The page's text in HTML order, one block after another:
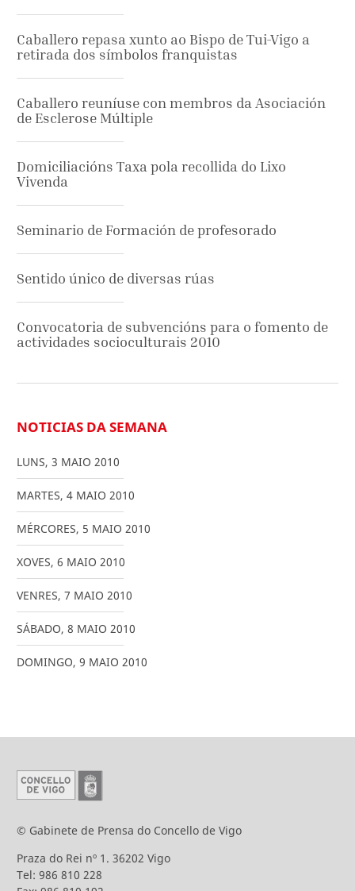
Caballero repasa xunto ao Bispo de Tui-Vigo a
retirada dos símbolos franquistas
Caballero reuníuse con membros da Asociación
de Esclerose Múltiple
Domiciliacións Taxa pola recollida do Lixo
Vivenda
Seminario de Formación de profesorado
Sentido único de diversas rúas
Convocatoria de subvencións para o fomento de
actividades socioculturais 2010
NOTICIAS DA SEMANA
LUNS, 3 MAIO 2010
MARTES, 4 MAIO 2010
MÉRCORES, 5 MAIO 2010
XOVES, 6 MAIO 2010
VENRES, 7 MAIO 2010
SÁBADO, 8 MAIO 2010
DOMINGO, 9 MAIO 2010
© Gabinete de Prensa do Concello de Vigo
Praza do Rei nº 1. 36202 Vigo
Tel: 986 810 228